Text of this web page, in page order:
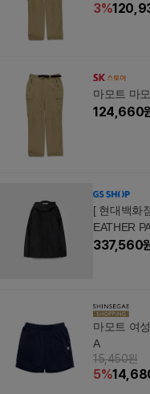
3%
마모트 마
124,660
[ 현대백화
EATHER
337,560
마모트 여
A
15,450원
5%